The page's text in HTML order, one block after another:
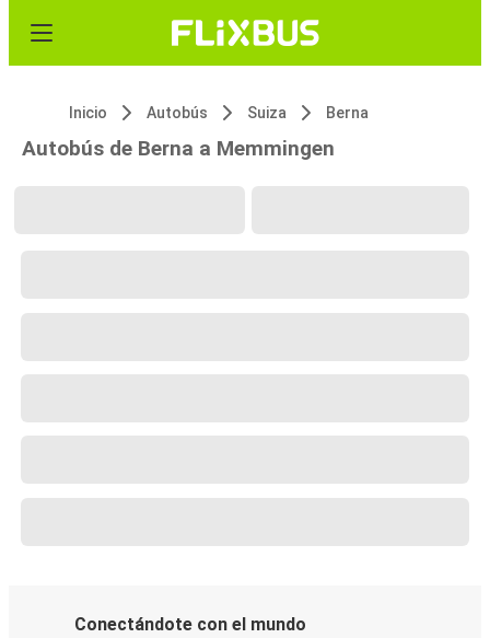
Inicio Autobús Suiza Berna
Autobús de Berna a Memmingen
Conectándote con el mundo